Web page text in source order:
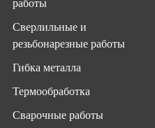
работы
Сверлильные и
резьбонарезные работы
Гибка металла
Термообработка
Сварочные работы